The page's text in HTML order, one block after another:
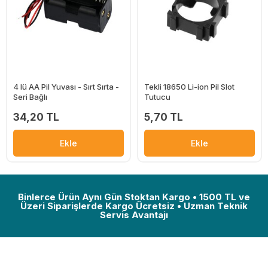
4 lü AA Pil Yuvası - Sırt Sırta -
Seri Bağlı
34,20 TL
Ekle
Tekli 18650 Li-ion Pil Slot
Tutucu
5,70 TL
Ekle
Binlerce Ürün Aynı Gün Stoktan Kargo • 1500 TL ve
Üzeri Siparişlerde Kargo Ücretsiz • Uzman Teknik
Servis Avantajı